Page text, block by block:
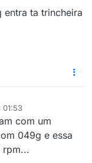
ta trincheira
01:53
com um
049g e essa
rpm...